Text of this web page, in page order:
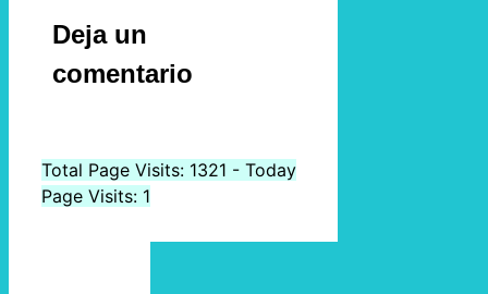
Deja un
comentario
Total Page Visits: 1321 - Today
Page Visits: 1